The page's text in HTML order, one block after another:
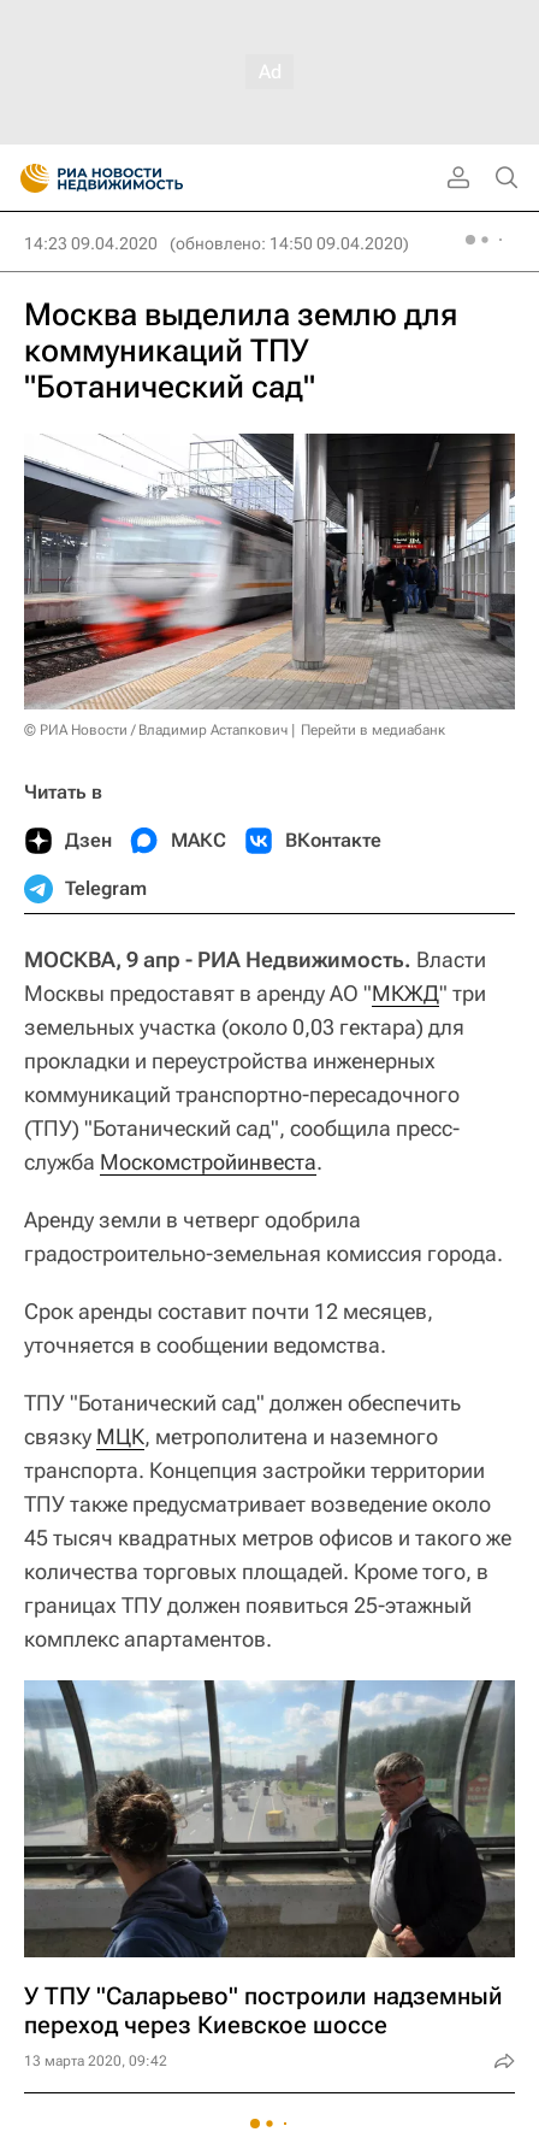
14:23 09.04.2020 (обновлено: 14:50 09.04.2020)
Москва выделила землю для
коммуникаций ТПУ
"Ботанический сад"
© РИА Новости / Владимир Астапкович Перейти в медиабанк
Читать в
Дзен МАКС ВКонтакте
Telegram
МОСКВА, 9 апр - РИА Недвижимость. Власти
Москвы предоставят в аренду АО "МКЖД" три
земельных участка (около 0,03 гектара) для
прокладки и переустройства инженерных
коммуникаций транспортно-пересадочного
(ТПУ) "Ботанический сад", сообщила пресс-
служба Москомстройинвеста.
Аренду земли в четверг одобрила
градостроительно-земельная комиссия города.
Срок аренды составит почти 12 месяцев,
уточняется в сообщении ведомства.
ТПУ "Ботанический сад" должен обеспечить
связку МЦК, метрополитена и наземного
транспорта. Концепция застройки территории
ТПУ также предусматривает возведение около
45 тысяч квадратных метров офисов и такого же
количества торговых площадей. Кроме того, в
границах ТПУ должен появиться 25-этажный
комплекс апартаментов.
У ТПУ "Саларьево" построили надземный
переход через Киевское шоссе
13 марта 2020, 09:42